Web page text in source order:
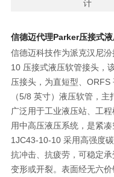
计
信德迈代理Parker压接式
信德迈科技作为派克汉尼
10 压接式液压软管接头，
压接头，为直短型、ORFS
（5/8 英寸）液压软管，主
广泛用于工业液压站、工
用中高压液压系统，是紧
1JC43-10-10 采用高强度
抗冲击、抗疲劳，可稳定
变形或开裂。表面经无六价